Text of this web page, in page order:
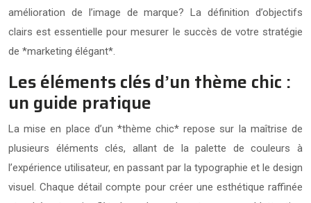
amélioration de l’image de marque? La définition d’objectifs
clairs est essentielle pour mesurer le succès de votre stratégie
de *marketing élégant*.
Les éléments clés d’un thème chic :
un guide pratique
La mise en place d’un *thème chic* repose sur la maîtrise de
plusieurs éléments clés, allant de la palette de couleurs à
l’expérience utilisateur, en passant par la typographie et le design
visuel. Chaque détail compte pour créer une esthétique raffinée